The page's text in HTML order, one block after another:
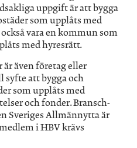
uppgift är att bygga
som upplåts med
vara en kommun som
med hyresrätt.
är även företag eller
att bygga och
som upplåts med
och fonder. Bransch-
Sveriges Allmännytta är
i HBV krävs